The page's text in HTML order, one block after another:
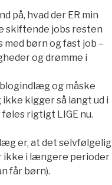
på, hvad der ER min
skiftende jobs resten
med børn og fast job –
og drømme i
og måske
kigger så langt ud i
rigtigt LIGE nu.
er, at det selvfølgelig
ikke i længere perioder
får børn).